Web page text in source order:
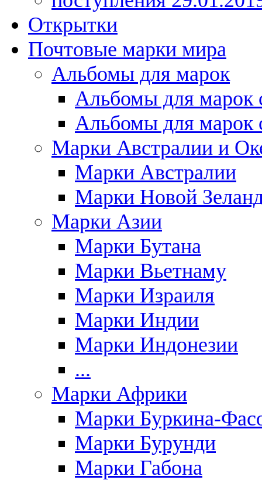
Открытки
Почтовые марки мира
Альбомы для марок
Альбомы для марок
Альбомы для марок
Марки Австралии и
Марки Австралии
Марки Новой
Марки Азии
Марки Бутана
Марки Вьетнаму
Марки Израиля
Марки Индии
Марки Индонезии
...
Марки Африки
Марки Буркина-
Марки Бурунди
Марки Габона